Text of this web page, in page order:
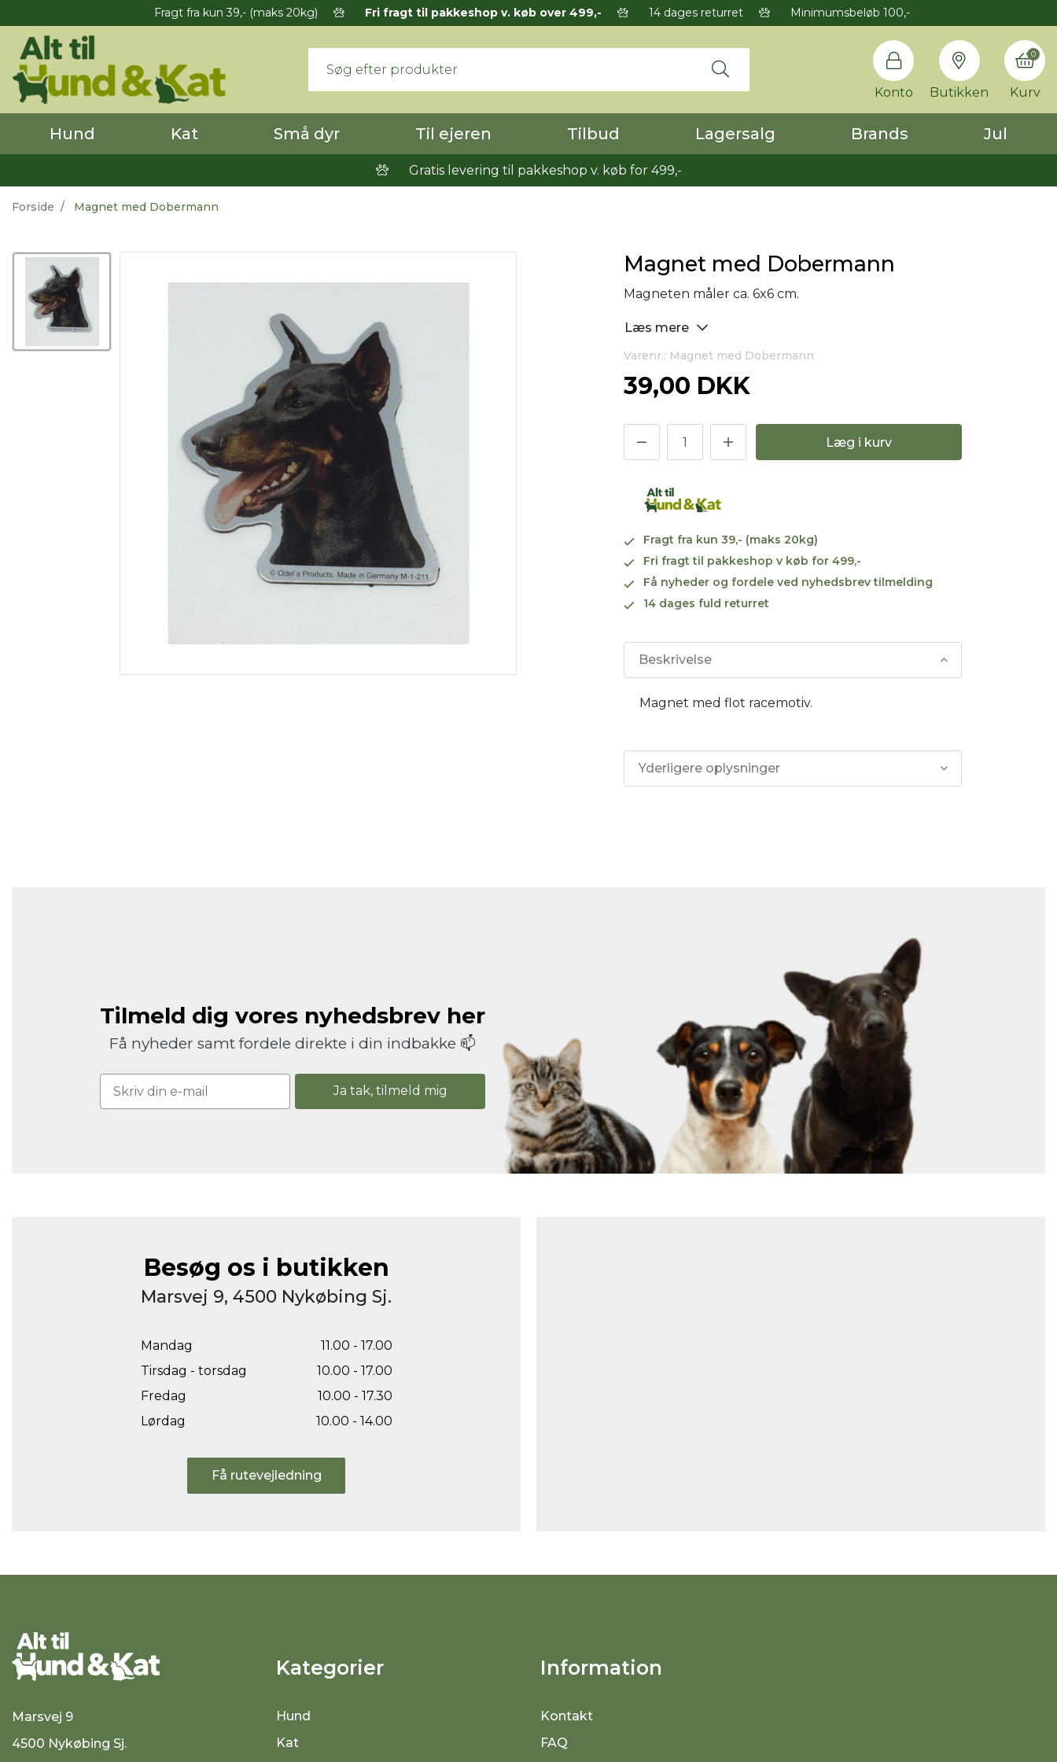
Fragt fra kun 39,- (maks 20kg) Fri fragt til pakkeshop v. køb over 499,- 14 dages returret Minimumsbeløb 100,-
Konto Butikken Kurv
0
Hund Kat Små dyr Til ejeren Tilbud Lagersalg Brands Jul
Gratis levering til pakkeshop v. køb for 499,-
Forside Magnet med Dobermann
Magnet med Dobermann
Magneten måler ca. 6x6 cm.
Læs mere
Varenr.: Magnet med Dobermann
39,00 DKK
Læg i kurv
Fragt fra kun 39,- (maks 20kg)
Fri fragt til pakkeshop v køb for 499,-
Få nyheder og fordele ved nyhedsbrev tilmelding
14 dages fuld returret
Beskrivelse
Magnet med flot racemotiv.
Yderligere oplysninger
Tilmeld dig vores nyhedsbrev her
Få nyheder samt fordele direkte i din indbakke 📫
Ja tak, tilmeld mig
Besøg os i butikken
Marsvej 9, 4500 Nykøbing Sj.
Mandag
11.00 - 17.00
Tirsdag - torsdag
10.00 - 17.00
Fredag
10.00 - 17.30
Lørdag
10.00 - 14.00
Få rutevejledning
Marsvej 9
4500 Nykøbing Sj.
Kategorier
Hund
Kat
Information
Kontakt
FAQ